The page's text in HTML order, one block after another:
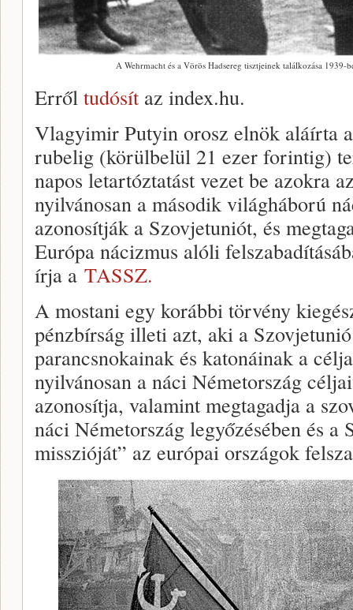
A Wehrmacht és a Vörös Hadsereg tisztjeinek találkozása
Erről tudósít az index.hu.
Vlagyimir Putyin orosz elnök aláírta
rubelig (körülbelül 21 ezer forintig)
napos letartóztatást vezet be azokra
nyilvánosan a második világháború
azonosítják a Szovjetuniót, és
Európa nácizmus alóli
írja a TASSZ.
A mostani egy korábbi törvény
pénzbírság illeti azt, aki a
parancsnokainak és katonáinak a
nyilvánosan a náci Németország
azonosítja, valamint megtagadja a
náci Németország legyőzésében és
misszióját” az európai országok